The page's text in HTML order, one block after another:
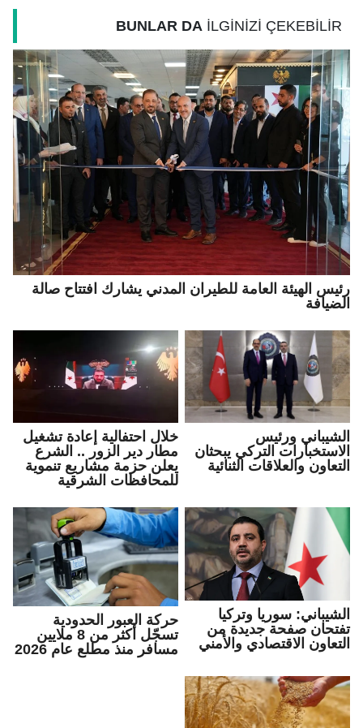
BUNLAR DA İLGİNİZİ ÇEKEBİLİR
رئيس الهيئة العامة للطيران المدني يشارك افتتاح صالة
الضيافة
الشيباني ورئيس
الاستخبارات التركي يبحثان
التعاون والعلاقات الثنائية
خلال احتفالية إعادة تشغيل
مطار دير الزور .. الشرع
يعلن حزمة مشاريع تنموية
للمحافظات الشرقية
الشيباني: سوريا وتركيا
تفتحان صفحة جديدة من
التعاون الاقتصادي والأمني
حركة العبور الحدودية
تسجّل أكثر من 8 ملايين
مسافر منذ مطلع عام 2026